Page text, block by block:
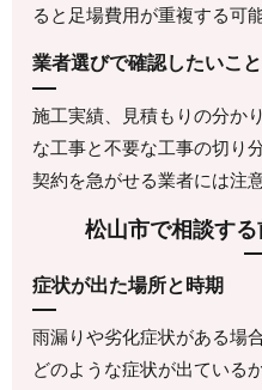
ると足場費用が重複する可
業者選びで確認したいこと
施工実績、見積もりの分か
な工事と不要な工事の切り
契約を急がせる業者には注
松山市で相談す
症状が出た場所と時期
雨漏りや劣化症状がある場
どのような症状が出ている